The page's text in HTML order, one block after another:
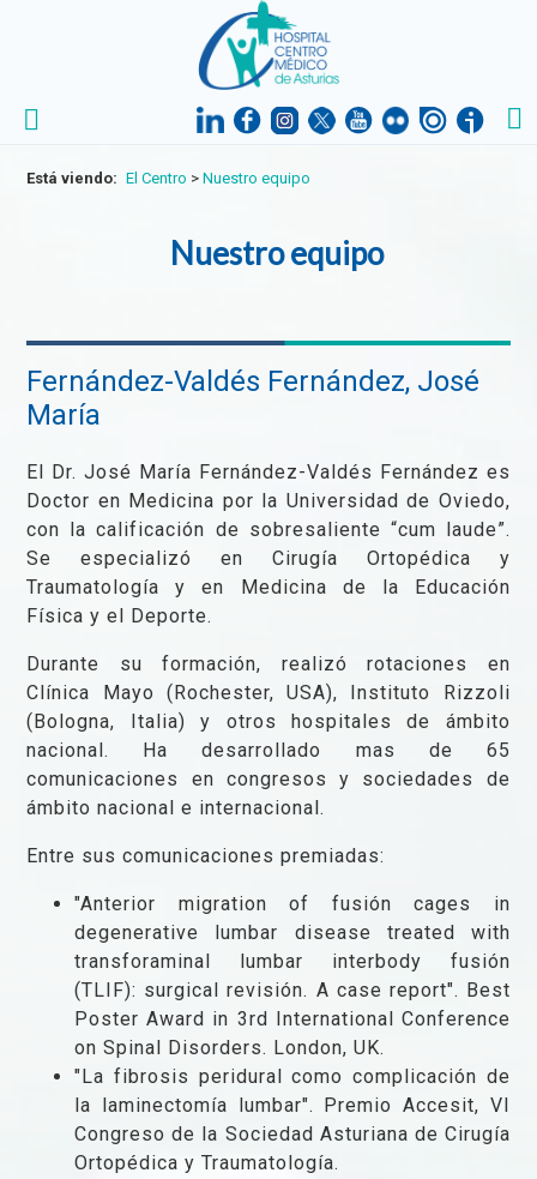
Está viendo: El Centro > Nuestro equipo
Nuestro equipo
Fernández-Valdés Fernández, José
María
El Dr. José María Fernández-Valdés Fernández es
Doctor en Medicina por la Universidad de Oviedo,
con la calificación de sobresaliente “cum laude”.
Se especializó en Cirugía Ortopédica y
Traumatología y en Medicina de la Educación
Física y el Deporte.
Durante su formación, realizó rotaciones en
Clínica Mayo (Rochester, USA), Instituto Rizzoli
(Bologna, Italia) y otros hospitales de ámbito
nacional. Ha desarrollado mas de 65
comunicaciones en congresos y sociedades de
mbito nacional e internacional.
Entre sus comunicaciones premiadas:
"Anterior migration of fusión cages in
degenerative lumbar disease treated with
transforaminal lumbar interbody fusión
(TLIF): surgical revisión. A case report". Best
Poster Award in 3rd International Conference
on Spinal Disorders. London, UK.
"La fibrosis peridural como complicación de
la laminectomía lumbar". Premio Accesit, VI
Congreso de la Sociedad Asturiana de Cirugía
Ortopédica y Traumatología.